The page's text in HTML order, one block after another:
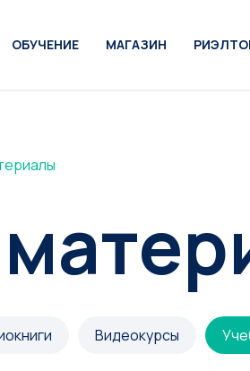
ОБУЧЕНИЕ МАГАЗИН
Видеокурсы